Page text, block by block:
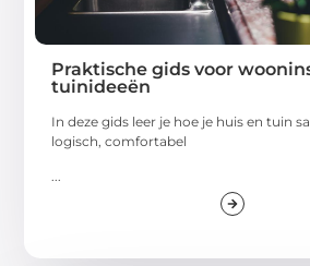
Praktische gids voor
tuinideeën
In deze gids leer je hoe je huis en tuin
logisch, comfortabel
...